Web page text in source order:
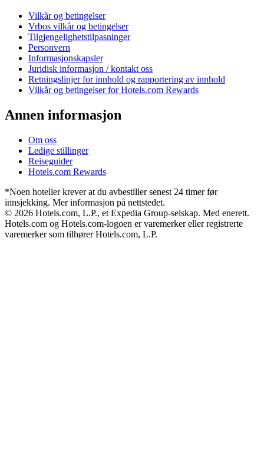
Vilkår og betingelser
Vrbos vilkår og betingelser
Tilgjengelighetstilpasninger
Personvern
Informasjonskapsler
Juridisk informasjon / kontakt oss
Retningslinjer for innhold og rapportering av innhold
Vilkår og betingelser for Hotels.com Rewards
Annen informasjon
Om oss
Ledige stillinger
Reiseguider
Hotels.com Rewards
*Noen hoteller krever at du avbestiller senest 24 timer før
innsjekking. Mer informasjon på nettstedet.
© 2026 Hotels.com, L.P., et Expedia Group-selskap. Med enerett.
Hotels.com og Hotels.com-logoen er varemerker eller registrerte
varemerker som tilhører Hotels.com, L.P.